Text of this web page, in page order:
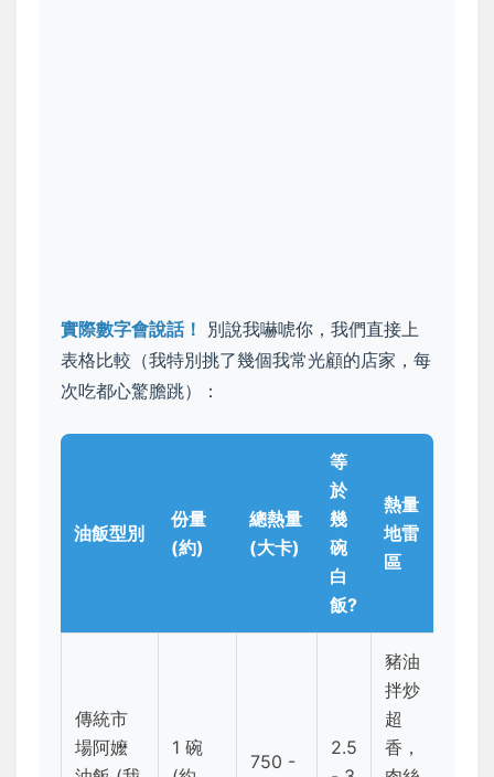
實際數字會說話！
別說我嚇唬你，我們直接上
表格比較（我特別挑了幾個我常光顧的店家，每
次吃都心驚膽跳）：
油飯型別
份量
(約)
總熱量
(大卡)
等
於
幾
碗
白
飯?
熱量
地雷
區
傳統市
場阿嬤
1 碗
750 -
2.5
豬油
拌炒
超
香，